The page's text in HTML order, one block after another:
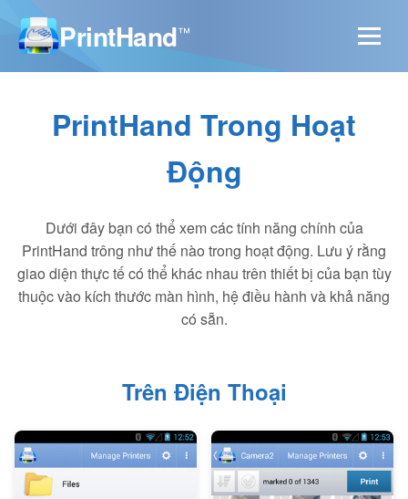
PrintHand™
PrintHand Trong Hoạt
Động
Dưới đây bạn có thể xem các tính năng chính của
PrintHand trông như thế nào trong hoạt động. Lưu ý rằng
giao diện thực tế có thể khác nhau trên thiết bị của bạn tùy
thuộc vào kích thước màn hình, hệ điều hành và khả năng
có sẵn.
Trên Điện Thoại